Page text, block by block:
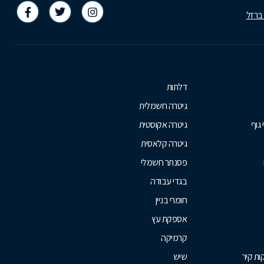
גוף
קיר
דלתות
גיטרה חשמלית
גיטרה אקוסטית
גיטרה קלאסית
פסנתר חשמלי
בגדי עבודה
חומרי בניין
אספקת עץ
קרמיקה
שיש